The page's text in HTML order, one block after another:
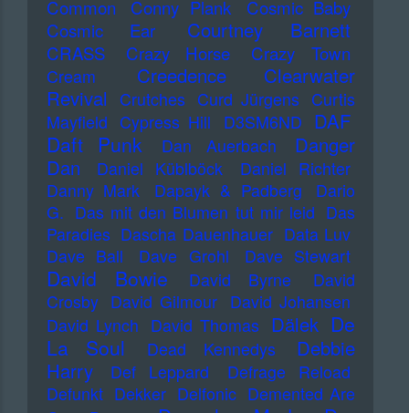
Common
Conny Plank
Cosmic Baby
Cosmic Ear
Courtney Barnett
CRASS Crazy Horse Crazy Town
Cream
Creedence Clearwater
Revival
Crutches Curd Jürgens Curtis
Mayfield Cypress Hill D3SM6ND DAF
Daft Punk Dan Auerbach
Danger
Dan
Daniel Küblböck
Daniel Richter
Danny Mark
Dapayk & Padberg
Dario
G. Das mit den Blumen tut mir leid Das
Paradies Dascha Dauenhauer Data Luv
Dave Ball
Dave Grohl Dave Stewart
David Bowie David Byrne
David
Crosby David Gilmour David Johansen
David Lynch David Thomas Dälek De
La Soul
Dead Kennedys
Debbie
Harry
Def Leppard
Defrage Reload
Defunkt Dekker Delfonic Demented Are